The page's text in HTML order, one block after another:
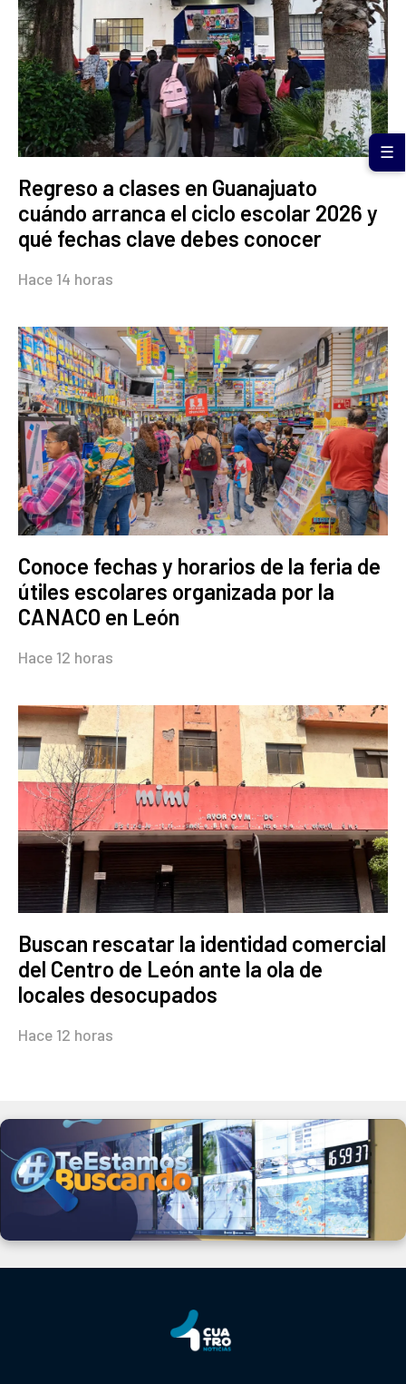
Regreso a clases en Guanajuato
cuándo arranca el ciclo escolar 2026 y
qué fechas clave debes conocer
Hace 14 horas
Conoce fechas y horarios de la feria de
útiles escolares organizada por la
CANACO en León
Hace 12 horas
Buscan rescatar la identidad comercial
del Centro de León ante la ola de
locales desocupados
Hace 12 horas
☰